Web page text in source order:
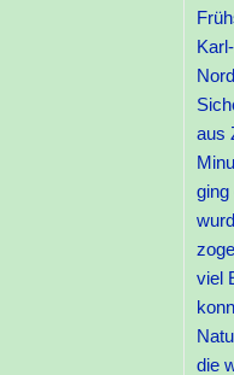
aus
ging
viel
die